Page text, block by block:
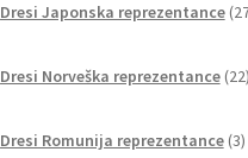
Dresi Japonska reprezentance
Dresi Norveška reprezentance 22
Dresi Romunija reprezentance 3